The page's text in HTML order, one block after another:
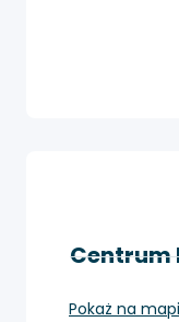
Centrum
Kraków, os.
Pokaż na